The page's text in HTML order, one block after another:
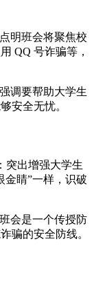
明班会将聚焦校
QQ 号诈骗等，
调要帮助大学生
安全无忧。
突出增强大学生
金睛”一样，识破
会是一个传授防
骗的安全防线。